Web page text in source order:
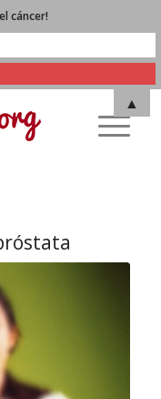
cáncer!
▲